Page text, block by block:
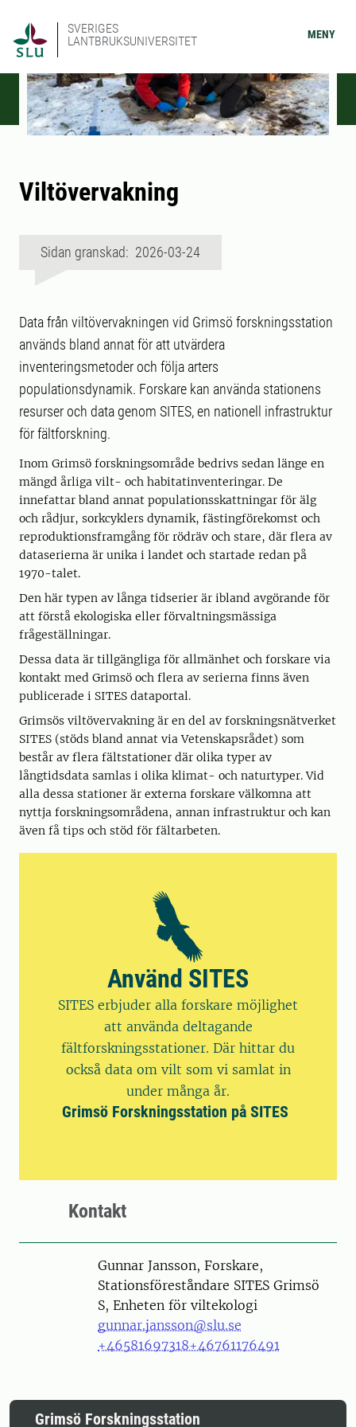
SVERIGES
LANTBRUKSUNIVERSITET
MENY
Viltövervakning
Sidan granskad: 2026-03-24
Data från viltövervakningen vid Grimsö forskningsstation
används bland annat för att utvärdera
inventeringsmetoder och följa arters
populationsdynamik. Forskare kan använda stationens
resurser och data genom SITES, en nationell infrastruktur
för fältforskning.
Inom Grimsö forskningsområde bedrivs sedan länge en
mängd årliga vilt- och habitatinventeringar. De
innefattar bland annat populationsskattningar för älg
och rådjur, sorkcyklers dynamik, fästingförekomst och
reproduktionsframgång för rödräv och stare, där flera av
dataserierna är unika i landet och startade redan på
1970-talet.
Den här typen av långa tidserier är ibland avgörande för
att förstå ekologiska eller förvaltningsmässiga
frågeställningar.
Dessa data är tillgängliga för allmänhet och forskare via
kontakt med Grimsö och flera av serierna finns även
publicerade i SITES dataportal.
Grimsös viltövervakning är en del av forskningsnätverket
SITES (stöds bland annat via Vetenskapsrådet) som
består av flera fältstationer där olika typer av
långtidsdata samlas i olika klimat- och naturtyper. Vid
alla dessa stationer är externa forskare välkomna att
nyttja forskningsområdena, annan infrastruktur och kan
även få tips och stöd för fältarbeten.
Använd SITES
SITES erbjuder alla forskare möjlighet
att använda deltagande
fältforskningsstationer. Där hittar du
också data om vilt som vi samlat in
under många år.
Grimsö Forskningsstation på SITES
Kontakt
PersonGunnar Jansson, Forskare,
Stationsföreståndare SITES Grimsö
S, Enheten för viltekologi
gunnar.jansson@slu.se
+46581697318+46761176491
Grimsö Forskningsstation